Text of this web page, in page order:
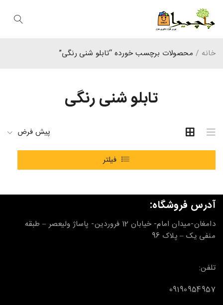
تابلو شنی رنگی
خانه / محصولات برچسب خورده “تابلو شنی رنگی”
پیش فرض
فیلتر
آدرس فروشگاه:
دامغان-میدان امام- خیابان 12 فروردین- پاساژ ولیعصر – طبقه
منفی یک – پلاک 96
تلفن:
09190954957